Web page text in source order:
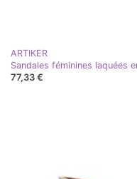
ARTIKER
77,33 €